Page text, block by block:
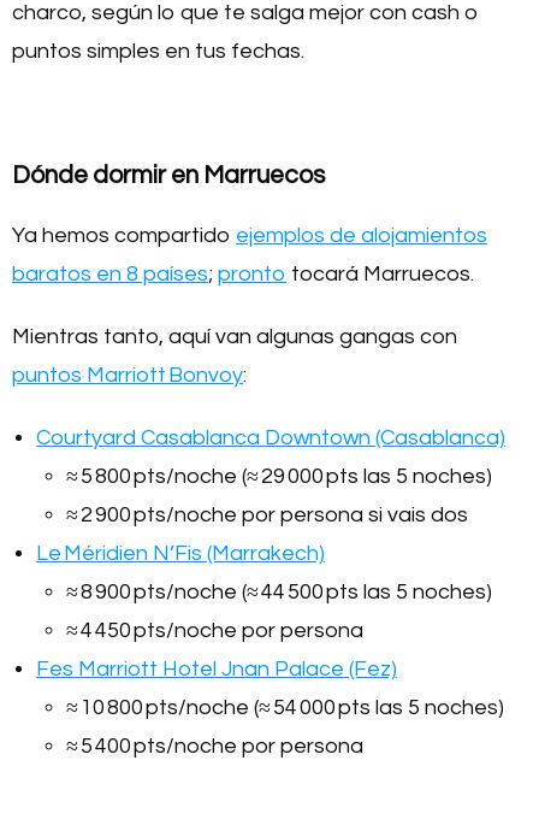
charco, según lo que te salga mejor con cash o
puntos simples en tus fechas.
Dónde dormir en Marruecos
Ya hemos compartido ejemplos de alojamientos
baratos en 8 países; pronto tocará Marruecos.
Mientras tanto, aquí van algunas gangas con
puntos Marriott Bonvoy:
Courtyard Casablanca Downtown (Casablanca)
≈ 5 800 pts/noche (≈ 29 000 pts las 5 noches)
≈ 2 900 pts/noche por persona si vais dos
Le Méridien N’Fis (Marrakech)
≈ 8 900 pts/noche (≈ 44 500 pts las 5 noches)
≈ 4 450 pts/noche por persona
Fes Marriott Hotel Jnan Palace (Fez)
≈ 10 800 pts/noche (≈ 54 000 pts las 5 noches)
≈ 5 400 pts/noche por persona